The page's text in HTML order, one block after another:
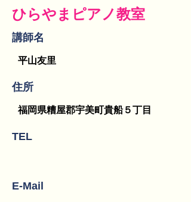
ひらやまピアノ教室
講師名
平山友里
​住所
福岡県糟屋郡宇美町貴船５丁目
TEL
E-Mail